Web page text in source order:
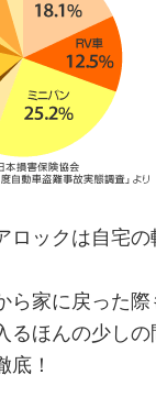
ロックは自宅
ら家に戻った
るほんの少し
底！